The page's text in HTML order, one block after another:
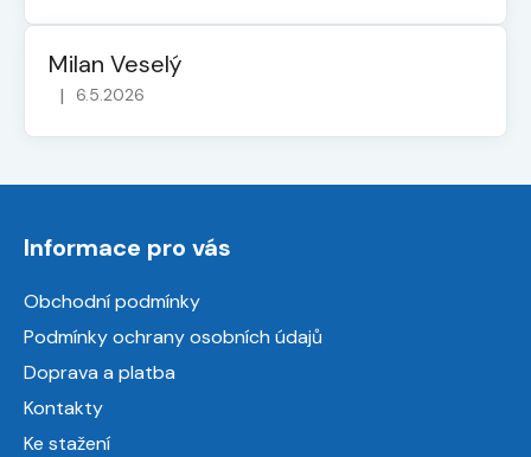
Milan Veselý
Hodnocení obchodu je 5 z 5 hvězdiček.
| 6.5.2026
Informace pro vás
Obchodní podmínky
Podmínky ochrany osobních údajů
Doprava a platba
Kontakty
Ke stažení